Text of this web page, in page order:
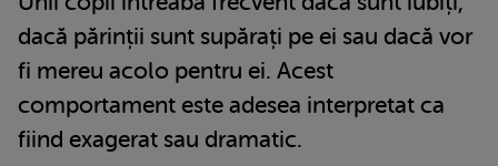
dacă părinții sunt supărați pe ei sau dacă vor
fi mereu acolo pentru ei. Acest
comportament este adesea interpretat ca
fiind exagerat sau dramatic.